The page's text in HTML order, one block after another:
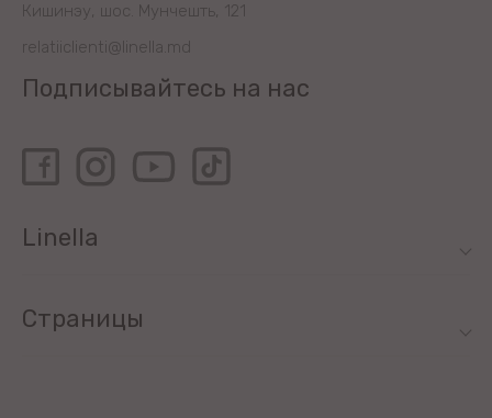
Кишинэу, шос. Мунчешть, 121
relatiiclienti@linella.md
Подписывайтесь на нас
Linella
Страницы